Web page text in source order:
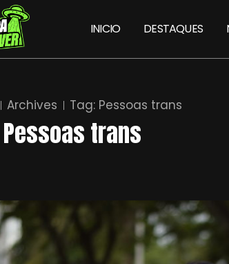
INICIO DESTAQUES
Archives Tag: Pessoas trans
Pessoas trans